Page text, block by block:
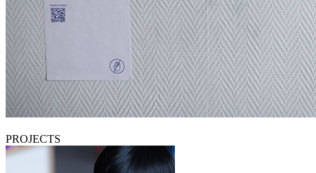
PROJECTS